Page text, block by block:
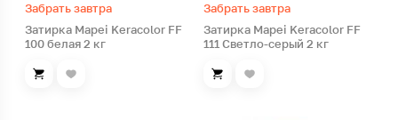
Забрать завтра
Затирка Mapei Keracolor FF
100 белая 2 кг
Забрать завтра
Затирка Mapei Keracolor FF
111 Светло-серый 2 кг